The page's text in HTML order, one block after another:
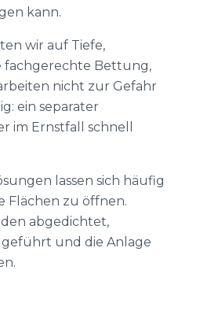
kann.
wir auf Tiefe,
fachgerechte Bettung,
nicht zur Gefahr
ein separater
im Ernstfall schnell
lassen sich häufig
Flächen zu öffnen.
abgedichtet,
und die Anlage